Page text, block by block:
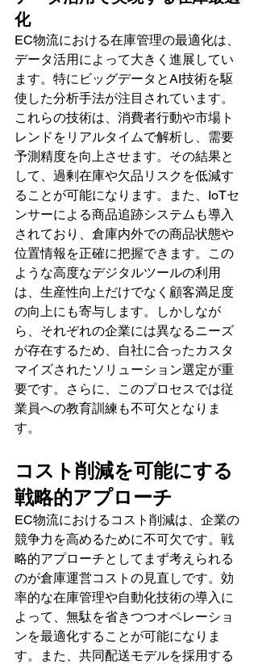
化
EC物流における在庫管理の最適化は、
データ活用によって大きく進展してい
ます。特にビッグデータとAI技術を駆
使した分析手法が注目されています。
これらの技術は、消費者行動や市場ト
レンドをリアルタイムで解析し、需要
予測精度を向上させます。その結果と
して、過剰在庫や欠品リスクを低減す
ることが可能になります。また、IoTセ
ンサーによる商品追跡システムも導入
されており、倉庫内外での商品状態や
位置情報を正確に把握できます。この
ような高度なデジタルツールの利用
は、生産性向上だけでなく顧客満足度
の向上にも寄与します。しかしなが
ら、それぞれの企業には異なるニーズ
が存在するため、自社に合ったカスタ
マイズされたソリューション選定が重
要です。さらに、このプロセスでは従
業員への教育訓練も不可欠となりま
す。
コスト削減を可能にする
戦略的アプローチ
EC物流におけるコスト削減は、企業の
競争力を高めるために不可欠です。戦
略的アプローチとしてまず考えられる
のが倉庫運営コストの見直しです。効
率的な在庫管理や自動化技術の導入に
よって、無駄を省きつつオペレーショ
ンを最適化することが可能になりま
す。また、共同配送モデルを採用する